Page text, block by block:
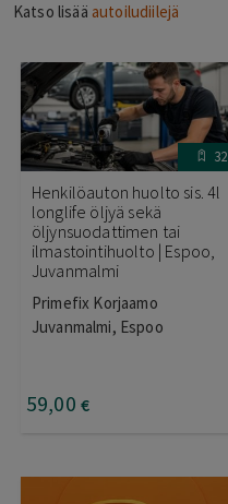
Katso lisää autoiludiilejä
32
Henkilöauton huolto sis. 4l
longlife öljyä sekä
öljynsuodattimen tai
ilmastointihuolto | Espoo,
Juvanmalmi
Primefix Korjaamo
Juvanmalmi, Espoo
59,00 €